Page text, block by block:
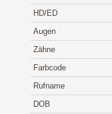
HD/ED
Augen
Zähne
Farbcode
Rufname
DOB